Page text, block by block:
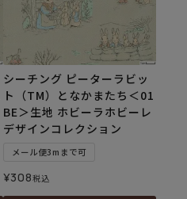
シーチング ピーターラビッ
ト（TM）となかまたち＜01
BE＞生地 ホビーラホビーレ
デザインコレクション
メール便3mまで可
¥308税込